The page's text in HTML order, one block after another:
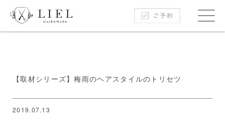
【取材シリーズ】梅雨のヘアスタイルのトリセツ
2019.07.13